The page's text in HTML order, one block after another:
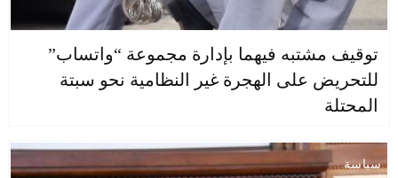
توقيف مشتبه فيهما بإدارة مجموعة “واتساب”
للتحريض على الهجرة غير النظامية نحو سبتة
المحتلة
سياسة